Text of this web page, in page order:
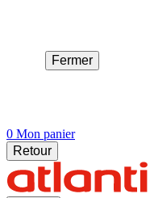
Fermer
0 Mon panier
Retour